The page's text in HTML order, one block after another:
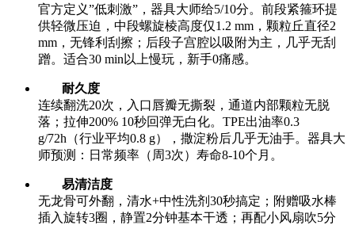
官方定义”低刺激”，器具大师给5/10分。前段紧箍环提
供轻微压迫，中段螺旋棱高度仅1.2 mm，颗粒丘直径2
mm，无锋利刮擦；后段子宫腔以吸附为主，几乎无刮
蹭。适合30 min以上慢玩，新手0痛感。
耐久度
连续翻洗20次，入口唇瓣无撕裂，通道内部颗粒无脱
落；拉伸200% 10秒回弹无白化。TPE出油率0.3
g/72h（行业平均0.8 g），撒淀粉后几乎无油手。器具大
师预测：日常频率（周3次）寿命8-10个月。
易清洁度
无龙骨可外翻，清水+中性洗剂30秒搞定；附赠吸水棒
插入旋转3圈，静置2分钟基本干透；再配小风扇吹5分